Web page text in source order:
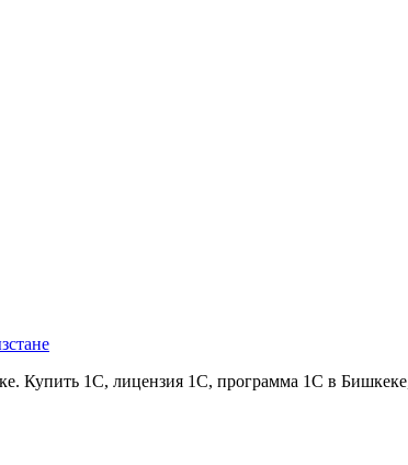
1С, лицензия 1С, программа 1С в Бишкеке,